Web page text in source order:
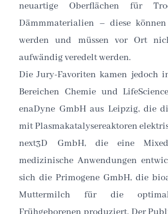
neuartige Oberflächen für
Dämmmaterialien – diese
werden und müssen vor Ort
aufwändig veredelt werden.
Die Jury-Favoriten kamen jedoch in diesem Jahr aus den
Bereichen Chemie und LifeSciences: Platz 1 errang die
enaDyne GmbH aus Leipzig, die
mit Plasmakatalysereaktoren
next3D GmbH, die eine
medizinische Anwendungen
sich die Primogene GmbH, die bioaktive Bestandteile der
Muttermilch für die